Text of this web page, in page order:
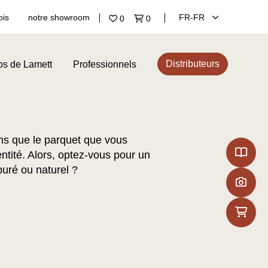
notre showroom 0 0 FR‑FR
de Lamett Professionnels Distributeurs
que le parquet que vous
Alors, optez-vous pour un
ou naturel ?